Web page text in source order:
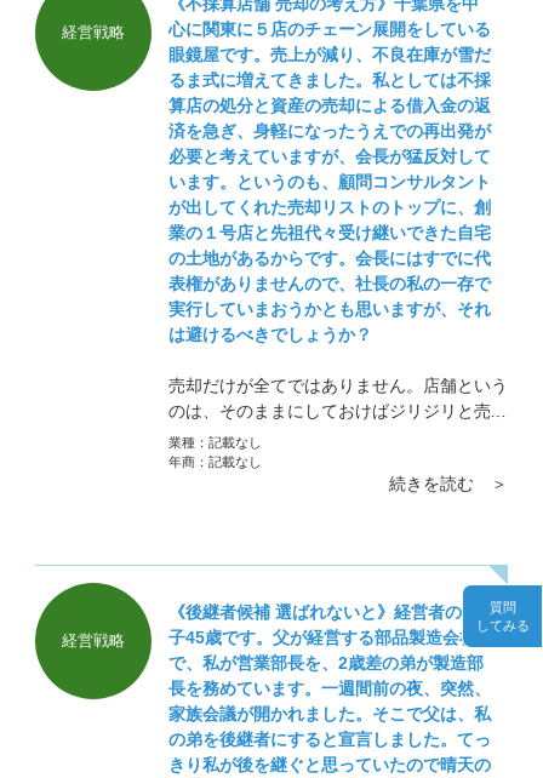
経営戦略
心に関東に５店のチェーン展開をしている
眼鏡屋です。売上が減り、不良在庫が雪だ
るま式に増えてきました。私としては不採
算店の処分と資産の売却による借入金の返
済を急ぎ、身軽になったうえでの再出発が
必要と考えていますが、会長が猛反対して
います。というのも、顧問コンサルタント
が出してくれた売却リストのトップに、創
業の１号店と先祖代々受け継いできた自宅
の土地があるからです。会長にはすでに代
表権がありませんので、社長の私の一存で
実行していまおうかとも思いますが、それ
は避けるべきでしょうか？
売却だけが全てではありません。店舗という
のは、そのままにしておけばジリジリと売り
上げが下がってくることが多いです。よほど
の魅力的商品が無いかぎりです。その時に考
えなければいけないことは4つです。店長を
とです。
業種： 記載なし
年商： 記載なし
続きを読む ＞
経営戦略
《後継者候補 選ばれないと》経営者の息
子45歳です。父が経営する部品製造会社
で、私が営業部長を、2歳差の弟が製造部
長を務めています。一週間前の夜、突然、
家族会議が開かれました。そこで父は、私
の弟を後継者にすると宣言しました。てっ
きり私が後を継ぐと思っていたので晴天の
質問
してみる